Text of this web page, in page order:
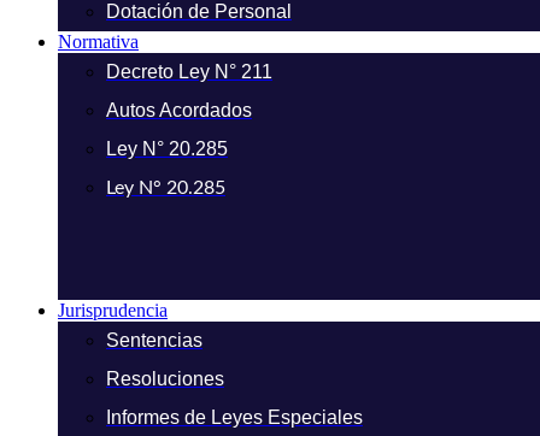
Dotación de Personal
Normativa
Decreto Ley N° 211
Autos Acordados
Ley N° 20.285
Ley N° 20.285
Jurisprudencia
Sentencias
Resoluciones
Informes de Leyes Especiales